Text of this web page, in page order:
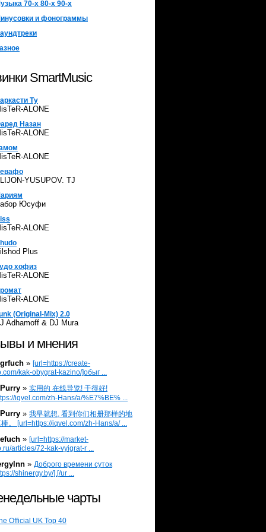
70-х 80-х 90-х
и фонограммы
SmartMusic
Ту
ALONE
Назан
ALONE
ALONE
YUSUPOV. TJ
Юсуфи
ALONE
Plus
хофиз
ALONE
ALONE
(Original-Mix) 2.0
Adhamoff & DJ Mura
и мнения
» [url=https://create-
kak-obygrat-kazino/]обыг ...
» 实用的 在线导览! 干得好!
iqvel.com/zh-Hans/a/%E7%BE% ...
» 我早就想, 看到你们相册那样的地
。 [url=https://iqvel.com/zh-Hans/a/ ...
» [url=https://market-
articles/72-kak-vyigrat-r ...
» Доброго времени суток
shinergy.by/].[/ur ...
чарты
Official UK Top 40